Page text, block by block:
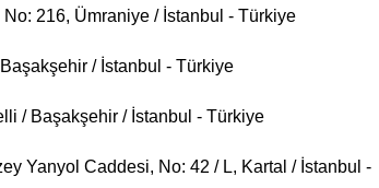
216, Ümraniye / İstanbul - Türkiye
/ İstanbul - Türkiye
/ Başakşehir / İstanbul - Türkiye
Yanyol Caddesi, No: 42 / L, Kartal / İstanbul -